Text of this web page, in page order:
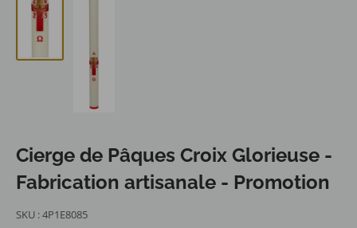
Cierge de Pâques Croix Glorieuse -
Fabrication artisanale - Promotion
SKU :4P1E8085